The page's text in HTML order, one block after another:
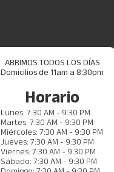
ABRIMOS TODOS LOS DÍAS
Domicilios de 11am a 8:30pm
Horario
Lunes: 7:30 AM - 9:30 PM
Martes: 7:30 AM - 9:30 PM
Miércoles: 7:30 AM - 9:30 PM
Jueves: 7:30 AM - 9:30 PM
Viernes: 7:30 AM - 9:30 PM
Sábado: 7:30 AM - 9:30 PM